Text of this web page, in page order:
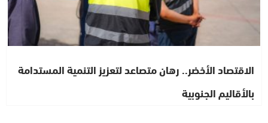
الاقتصاد الأخضر.. رهان متصاعد لتعزيز التنمية المستدامة
بالأقاليم الجنوبية